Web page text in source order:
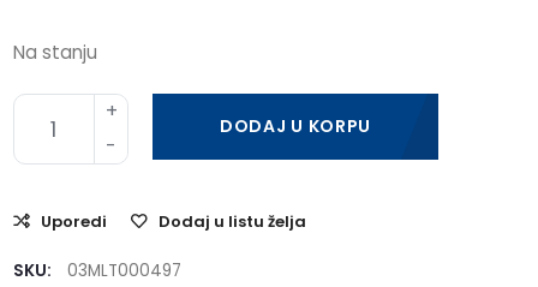
Na stanju
DODAJ U KORPU
Uporedi Dodaj u listu želja
SKU:
03MLT000497